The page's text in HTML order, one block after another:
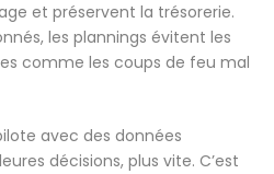
et préservent la trésorerie.
les plannings évitent les
comme les coups de feu mal
avec des données
décisions, plus vite. C’est